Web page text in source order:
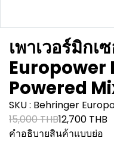
เพาเวอร์มิกเ
Europower
Powered
SKU : Behringer
15,000 THB12,700 THB
คำอธิบายสินค้าแบบย่อ